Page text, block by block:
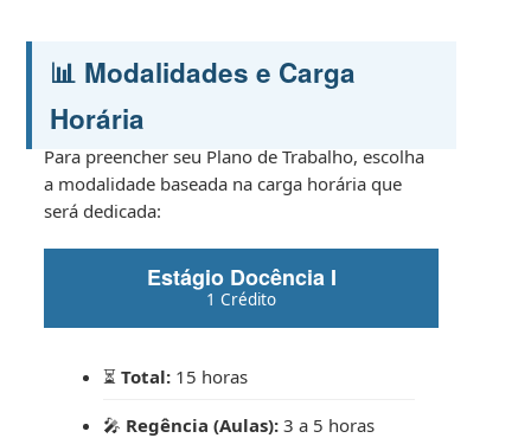
📊 Modalidades e Carga
Horária
Para preencher seu Plano de Trabalho, escolha
a modalidade baseada na carga horária que
será dedicada:
Estágio Docência I
1 Crédito
⏳Total: 15 horas
🎤 Regência (Aulas): 3 a 5 horas